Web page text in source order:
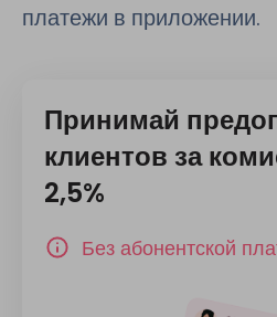
платежи в приложении.
Принимай
клиентов за
2,5%
Без абонентской